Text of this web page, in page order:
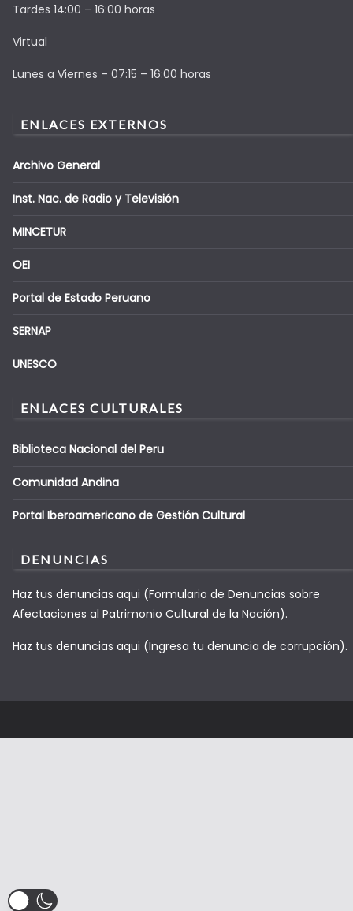
Tardes 14:00 – 16:00 horas
Virtual
Lunes a Viernes – 07:15 – 16:00 horas
ENLACES EXTERNOS
Archivo General
Inst. Nac. de Radio y Televisión
MINCETUR
OEI
Portal de Estado Peruano
SERNAP
UNESCO
ENLACES CULTURALES
Biblioteca Nacional del Peru
Comunidad Andina
Portal Iberoamericano de Gestión Cultural
DENUNCIAS
Haz tus denuncias aqui (Formulario de Denuncias sobre
Afectaciones al Patrimonio Cultural de la Nación).
Haz tus denuncias aqui (Ingresa tu denuncia de corrupción).